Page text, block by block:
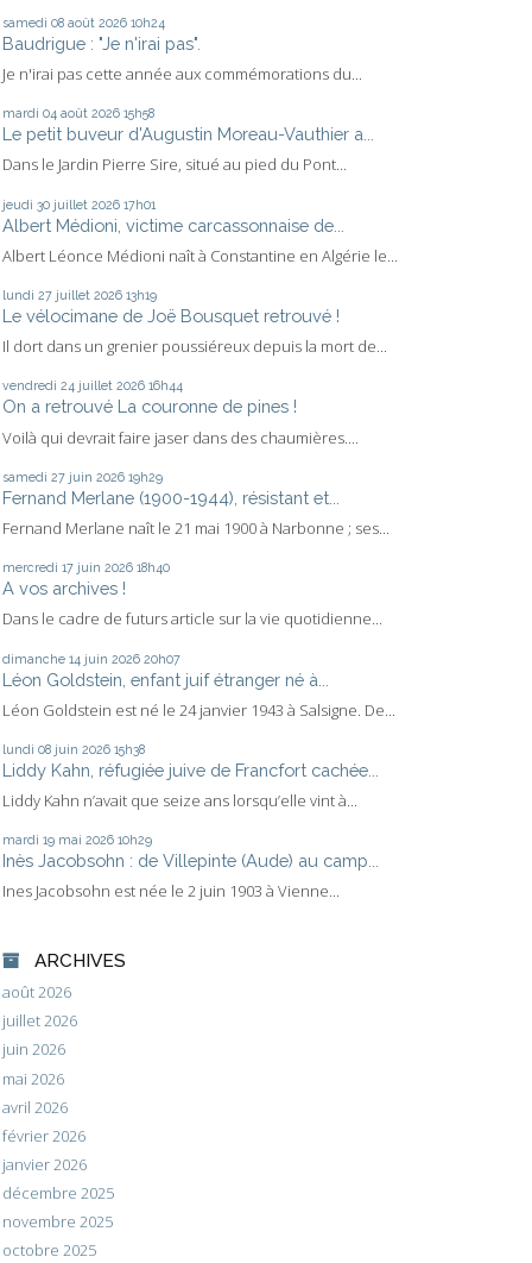
samedi 08 août 2026 10h24
Baudrigue : "Je n'irai pas".
Je n'irai pas cette année aux commémorations du...
mardi 04 août 2026 15h58
Le petit buveur d'Augustin Moreau-Vauthier a...
Dans le Jardin Pierre Sire, situé au pied du Pont...
jeudi 30 juillet 2026 17h01
Albert Médioni, victime carcassonnaise de...
Albert Léonce Médioni naît à Constantine en Algérie le...
lundi 27 juillet 2026 13h19
Le vélocimane de Joë Bousquet retrouvé !
Il dort dans un grenier poussiéreux depuis la mort de...
vendredi 24 juillet 2026 16h44
On a retrouvé La couronne de pines !
Voilà qui devrait faire jaser dans des chaumières....
samedi 27 juin 2026 19h29
Fernand Merlane (1900-1944), résistant et...
Fernand Merlane naît le 21 mai 1900 à Narbonne ; ses...
mercredi 17 juin 2026 18h40
A vos archives !
Dans le cadre de futurs article sur la vie quotidienne...
dimanche 14 juin 2026 20h07
Léon Goldstein, enfant juif étranger né à...
Léon Goldstein est né le 24 janvier 1943 à Salsigne. De...
lundi 08 juin 2026 15h38
Liddy Kahn, réfugiée juive de Francfort cachée...
Liddy Kahn n’avait que seize ans lorsqu’elle vint à...
mardi 19 mai 2026 10h29
Inès Jacobsohn : de Villepinte (Aude) au camp...
Ines Jacobsohn est née le 2 juin 1903 à Vienne...
ARCHIVES
août 2026
juillet 2026
juin 2026
mai 2026
avril 2026
février 2026
janvier 2026
décembre 2025
novembre 2025
octobre 2025